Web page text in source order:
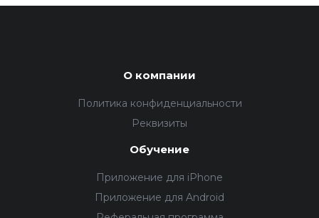
О компании
Политика конфиденциальности
Реквизиты
Обучение
Приложение для iPhone
Приложение для Android